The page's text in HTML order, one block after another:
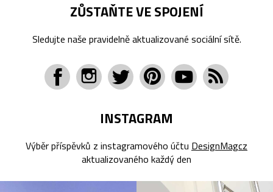
ZŮSTAŇTE VE SPOJENÍ
Sledujte naše pravidelně aktualizované sociální sítě.
INSTAGRAM
Výběr příspěvků z instagramového účtu DesignMagcz
aktualizovaného každý den